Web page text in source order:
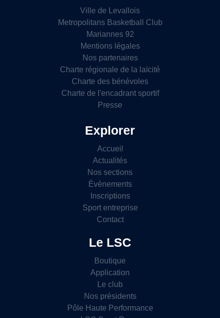
Ville de Levallois
Metropolitans Basketball Club
Mariannes 92
Mentions légales
Nos partenaires
Charte régionale de la laïcité
Charte des bénévoles
Charte de l'encadrant sportif
Presse
Explorer
Accueil
Actualités
Nos sections
Évènements
Inscriptions
Sport entreprise
Contact
Le LSC
Boutique
Application
Le club
Nos présidents
Pôle Haute Performance